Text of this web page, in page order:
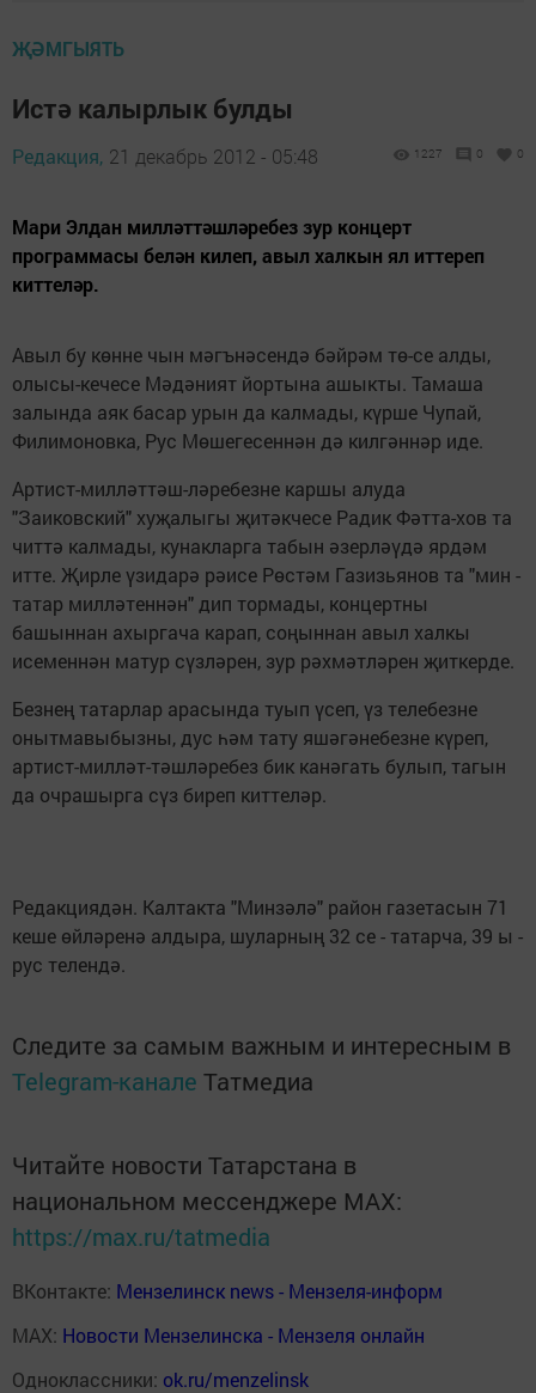
ҖӘМГЫЯТЬ
Истә калырлык булды
Редакция, 21 декабрь 2012 - 05:48 1227 0 0
Мари Элдан милләттәшләребез зур концерт
программасы белән килеп, авыл халкын ял иттереп
киттеләр.
Авыл бу көнне чын мәгънәсендә бәйрәм тө-се алды,
олысы-кечесе Мәдәният йортына ашыкты. Тамаша
залында аяк басар урын да калмады, күрше Чупай,
Филимоновка, Рус Мөшегесеннән дә килгәннәр иде.
Артист-милләттәш-ләребезне каршы алуда
"Заиковский" хуҗалыгы җитәкчесе Радик Фәтта-хов та
читтә калмады, кунакларга табын әзерләүдә ярдәм
итте. Җирле үзидарә рәисе Рөстәм Газизьянов та "мин -
татар милләтеннән" дип тормады, концертны
башыннан ахыргача карап, соңыннан авыл халкы
исеменнән матур сүзләрен, зур рәхмәтләрен җиткерде.
Безнең татарлар арасында туып үсеп, үз телебезне
онытмавыбызны, дус һәм тату яшәгәнебезне күреп,
артист-милләт-тәшләребез бик канәгать булып, тагын
да очрашырга сүз биреп киттеләр.
Редакциядән. Калтакта "Минзәлә" район газетасын 71
кеше өйләренә алдыра, шуларның 32 се - татарча, 39 ы -
рус телендә.
Следите за самым важным и интересным в
Telegram-канале Татмедиа
Читайте новости Татарстана в
национальном мессенджере MАХ:
https://max.ru/tatmedia
ВКонтакте: Мензелинск news - Мензеля-информ
MAX: Новости Мензелинска - Мензеля онлайн
Одноклассники: ok.ru/menzelinsk